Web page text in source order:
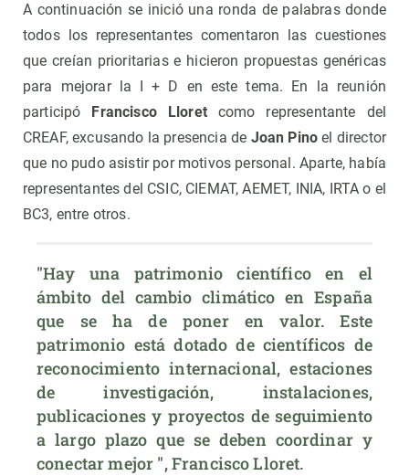
A continuación se inició una ronda de palabras donde
todos los representantes comentaron las cuestiones
que creían prioritarias e hicieron propuestas genéricas
para mejorar la I + D en este tema. En la reunión
participó
Francisco Lloretcomo representante del
CREAF, excusando la presencia de Joan Pinoel director
que no pudo asistir por motivos personal. Aparte, había
representantes del CSIC, CIEMAT, AEMET, INIA, IRTA o el
BC3, entre otros.
"Hay una patrimonio científico en el
ámbito del cambio climático en España
que se ha de poner en valor. Este
patrimonio está dotado de científicos de
reconocimiento internacional, estaciones
de investigación, instalaciones,
publicaciones y proyectos de seguimiento
a largo plazo que se deben coordinar y
conectar mejor ", Francisco Lloret.